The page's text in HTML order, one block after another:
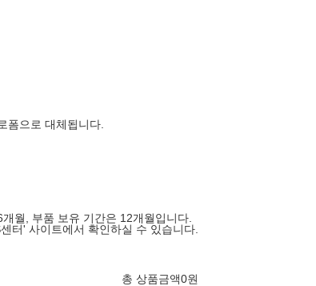
폼으로 대체됩니다.
월, 부품 보유 기간은 12개월입니다.
터' 사이트에서 확인하실 수 있습니다.
총 상품금액0원